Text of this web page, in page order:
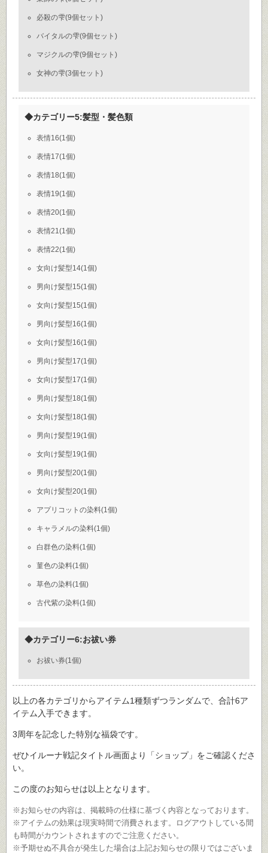
必殺の雫(9個セット)
バイタルの雫(9個セット)
マジクルの雫(9個セット)
女神の雫(3個セット)
◆カテゴリー5:髪型・髪色類
表情16(1個)
表情17(1個)
表情18(1個)
表情19(1個)
表情20(1個)
表情21(1個)
表情22(1個)
女向け髪型14(1個)
男向け髪型15(1個)
女向け髪型15(1個)
男向け髪型16(1個)
女向け髪型16(1個)
男向け髪型17(1個)
女向け髪型17(1個)
男向け髪型18(1個)
女向け髪型18(1個)
男向け髪型19(1個)
女向け髪型19(1個)
男向け髪型20(1個)
女向け髪型20(1個)
アプリコットの染料(1個)
キャラメルの染料(1個)
白群色の染料(1個)
菫色の染料(1個)
草色の染料(1個)
古代紫の染料(1個)
◆カテゴリー6:お祓い券
お祓い券(1個)
以上の各カテゴリからアイテム1種類ずつランダムで、合計6ア
イテム入手できます。
3周年を記念した特別な福袋です。
ぜひイルーナ戦記タイトル画面より「ショップ」をご確認くださ
い。
この度のお知らせは以上となります。
※お知らせの内容は、掲載時の仕様に基づく内容となっております。
※アイテムの効果は現実時間で消費されます。ログアウトしている間
も時間がカウントされますのでご注意ください。
※予期せぬ不具合が発生した場合は上記お知らせの限りではございま